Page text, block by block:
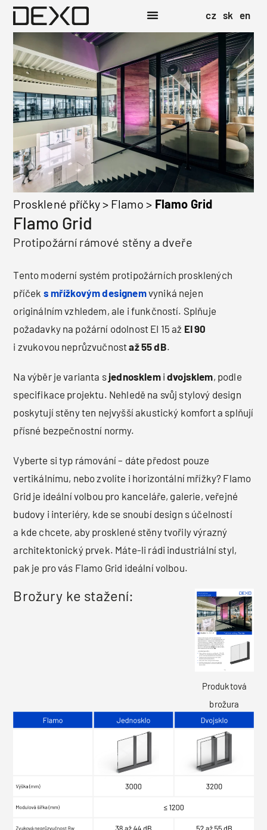
cz sk en
Prosklené příčky> Flamo > Flamo Grid
Flamo Grid
Protipožární rámové stěny a dveře
Tento moderní systém protipožárních prosklených
příček s mřížkovým designemvyniká nejen
originálním vzhledem, ale i funkčností. Splňuje
požadavky na požární odolnost EI 15 až EI 90
i zvukovou neprůzvučnostaž 55 dB.
Na výběr je varianta s jednosklemidvojsklem, podle
specifikace projektu. Nehledě na svůj stylový design
poskytují stěny ten nejvyšší akustický komfort a splňují
přísné bezpečnostní normy.
Vyberte si typ rámování – dáte předost pouze
vertikálnímu, nebo zvolíte i horizontální mřížky? Flamo
Grid je ideální volbou pro kanceláře, galerie, veřejné
budovy i interiéry, kde se snoubí design s účelností
a kde chcete, aby prosklené stěny tvořily výrazný
architektonický prvek. Máte-li rádi industriální styl,
pak je pro vás Flamo Grid ideální volbou.
Brožury ke stažení:
Produktová
brožura